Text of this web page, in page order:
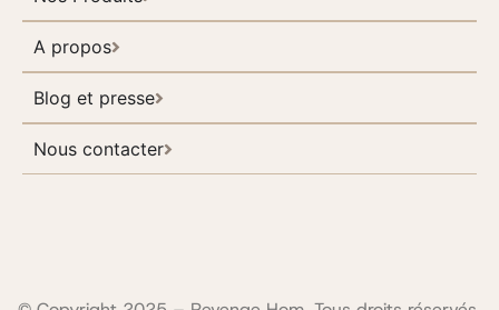
A propos
Blog et presse
Nous contacter